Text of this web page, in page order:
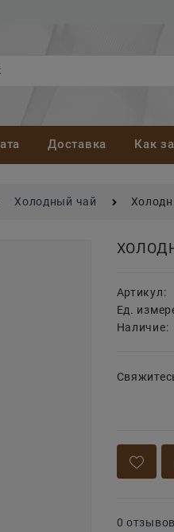
Доставка Как
Холодный чай
Артикул:
Ед.
Наличие:
0 отзывов